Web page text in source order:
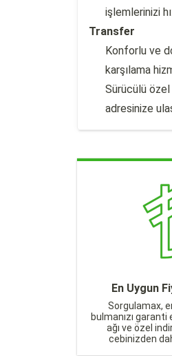
işlemlerinizi
Transfer
Konforlu ve
karşılama
Sürücülü
adresinize
En Uygun
Sorgulamax,
bulmanızı garanti
ağı ve özel
cebinizden